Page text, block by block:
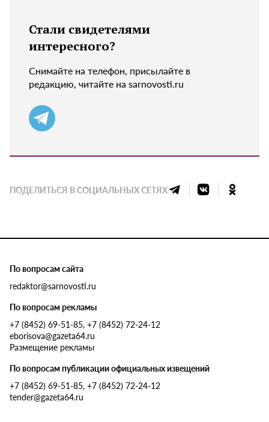
Стали свидетелями
интересного?
Снимайте на телефон, присылайте в
редакцию, читайте на sarnovosti.ru
ПОДЕЛИТЬСЯ В СОЦИАЛЬНЫХ СЕТЯХ
По вопросам сайта
redaktor@sarnovosti.ru
По вопросам рекламы
+7 (8452) 69-51-85, +7 (8452) 72-24-12
eborisova@gazeta64.ru
Размещение рекламы
По вопросам публикации официальных извещений
+7 (8452) 69-51-85, +7 (8452) 72-24-12
tender@gazeta64.ru